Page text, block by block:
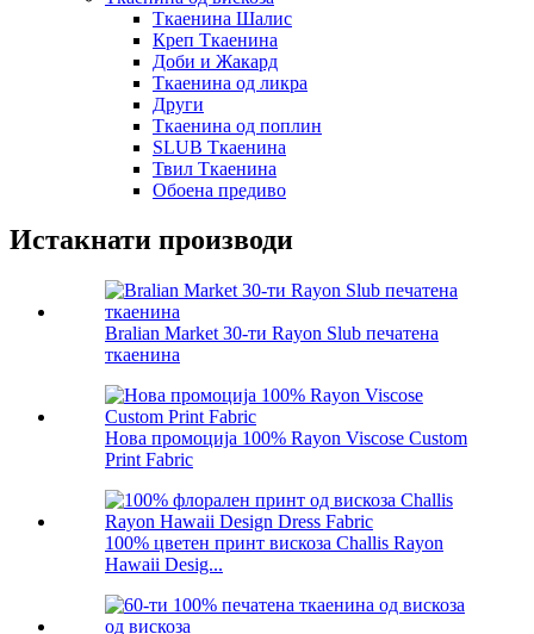
Ткаенина Шалис
Креп Ткаенина
Доби и Жакард
Ткаенина од ликра
Други
Ткаенина од поплин
SLUB Ткаенина
Твил Ткаенина
Обоена предиво
Истакнати производи
Bralian Market 30-ти Rayon Slub печатена
ткаенина
Нова промоција 100% Rayon Viscose Custom
Print Fabric
100% цветен принт вискоза Challis Rayon
Hawaii Desig...